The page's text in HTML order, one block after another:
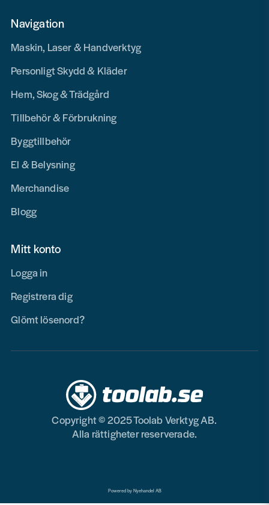
Navigation
Maskin, Laser & Handverktyg
Personligt Skydd & Kläder
Hem, Skog & Trädgård
Tillbehör & Förbrukning
Byggtillbehör
El & Belysning
Merchandise
Blogg
Mitt konto
Logga in
Registrera dig
Glömt lösenord?
Copyright © 2025 Toolab Verktyg AB.
Alla rättigheter reserverade.
Powered by Nyehandel AB